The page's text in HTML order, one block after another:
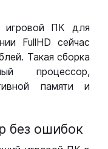
игровой ПК для
FullHD сейчас
Такая сборка
процессор,
памяти и
без ошибок